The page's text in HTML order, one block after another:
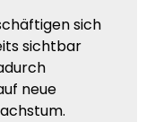
sich
sichtbar
neue